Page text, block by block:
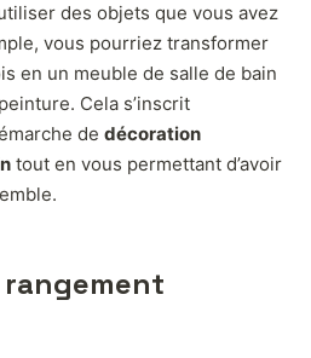
des objets que vous avez
vous pourriez transformer
en un meuble de salle de bain
Cela s’inscrit
de décoration
tout en vous permettant d’avoir
rangement